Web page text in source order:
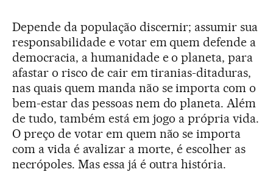
Depende da população discernir; assumir sua
responsabilidade e votar em quem defende a
democracia, a humanidade e o planeta, para
afastar o risco de cair em tiranias-ditaduras,
nas quais quem manda não se importa com o
bem-estar das pessoas nem do planeta. Além
de tudo, também está em jogo a própria vida.
O preço de votar em quem não se importa
com a vida é avalizar a morte, é escolher as
necrópoles. Mas essa já é outra história.